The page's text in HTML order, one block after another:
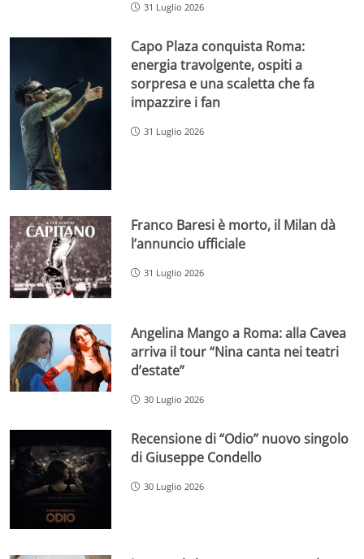
31 Luglio 2026
Capo Plaza conquista Roma:
energia travolgente, ospiti a
sorpresa e una scaletta che fa
impazzire i fan
31 Luglio 2026
Franco Baresi è morto, il Milan dà
l’annuncio ufficiale
31 Luglio 2026
Angelina Mango a Roma: alla Cavea
arriva il tour “Nina canta nei teatri
d’estate”
30 Luglio 2026
Recensione di “Odio” nuovo singolo
di Giuseppe Condello
30 Luglio 2026